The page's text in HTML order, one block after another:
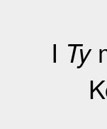
I Ty